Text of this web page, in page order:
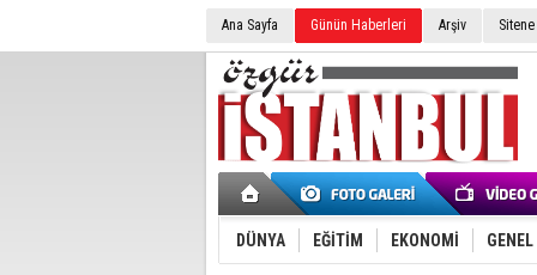
Ana Sayfa Günün Haberleri Arşiv
DÜNYA EĞİTİM EKONOMİ GENEL